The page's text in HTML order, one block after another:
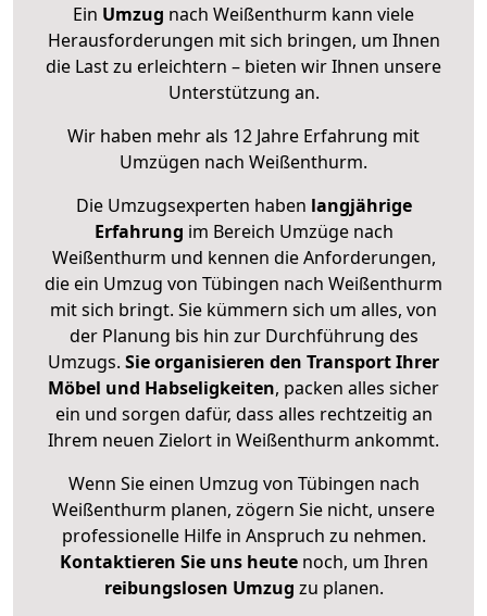
Ein Umzug nach Weißenthurm kann viele
Herausforderungen mit sich bringen, um Ihnen
die Last zu erleichtern – bieten wir Ihnen unsere
Unterstützung an.
Wir haben mehr als 12 Jahre Erfahrung mit
Umzügen nach Weißenthurm.
Die Umzugsexperten haben langjährige
Erfahrung im Bereich Umzüge nach
Weißenthurm und kennen die Anforderungen,
die ein Umzug von Tübingen nach Weißenthurm
mit sich bringt. Sie kümmern sich um alles, von
der Planung bis hin zur Durchführung des
Umzugs. Sie organisieren den Transport Ihrer
Möbel und Habseligkeiten, packen alles sicher
ein und sorgen dafür, dass alles rechtzeitig an
Ihrem neuen Zielort in Weißenthurm ankommt.
Wenn Sie einen Umzug von Tübingen nach
Weißenthurm planen, zögern Sie nicht, unsere
professionelle Hilfe in Anspruch zu nehmen.
Kontaktieren Sie uns heutenoch, um Ihren
reibungslosen Umzug zu planen.